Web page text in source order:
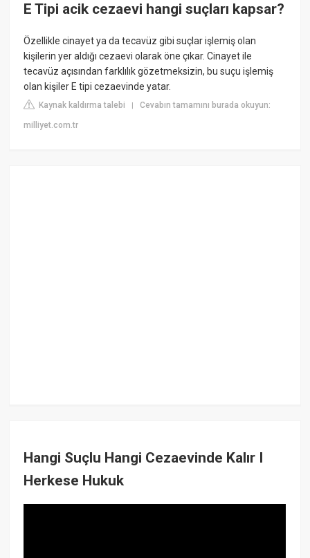
E Tipi acik cezaevi hangi suçları kapsar?
Özellikle cinayet ya da tecavüz gibi suçlar işlemiş olan
kişilerin yer aldığı cezaevi olarak öne çıkar. Cinayet ile
tecavüz açısından farklılık gözetmeksizin, bu suçu işlemiş
olan kişiler E tipi cezaevinde yatar.
Kaynak kaldırma talebi |Cevabın tamamını burada okuyun:
milliyet.com.tr
Hangi Suçlu Hangi Cezaevinde Kalır I
Herkese Hukuk